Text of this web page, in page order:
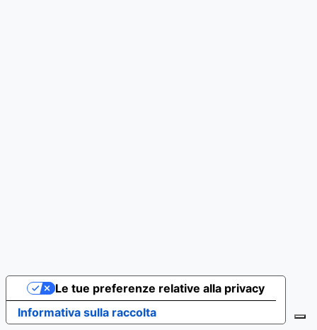
Informativa sulla raccolta
Le tue preferenze relative alla privacy